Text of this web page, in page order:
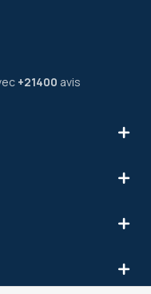
+21400 avis